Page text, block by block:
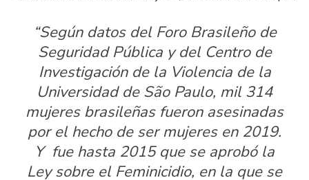
“Según datos del Foro Brasileño de
Seguridad Pública y del Centro de
Investigación de la Violencia de la
Universidad de São Paulo, mil 314
mujeres brasileñas fueron asesinadas
por el hecho de ser mujeres en 2019.
Y fue hasta 2015 que se aprobó la
Ley sobre el Feminicidio, en la que se